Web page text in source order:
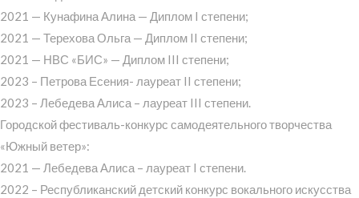
2021 — Кунафина Алина — Диплом I степени;
2021 — Терехова Ольга — Диплом II степени;
2021 — НВС «БИС» — Диплом III степени;
2023 – Петрова Есения- лауреат II степени;
2023 – Лебедева Алиса – лауреат III степени.
Городской фестиваль-конкурс самодеятельного творчества
«Южный ветер»:
2021 — Лебедева Алиса – лауреат I степени.
2022 – Республиканский детский конкурс вокального искусства